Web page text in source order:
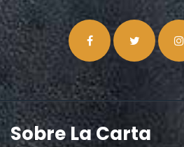
Sobre La Carta